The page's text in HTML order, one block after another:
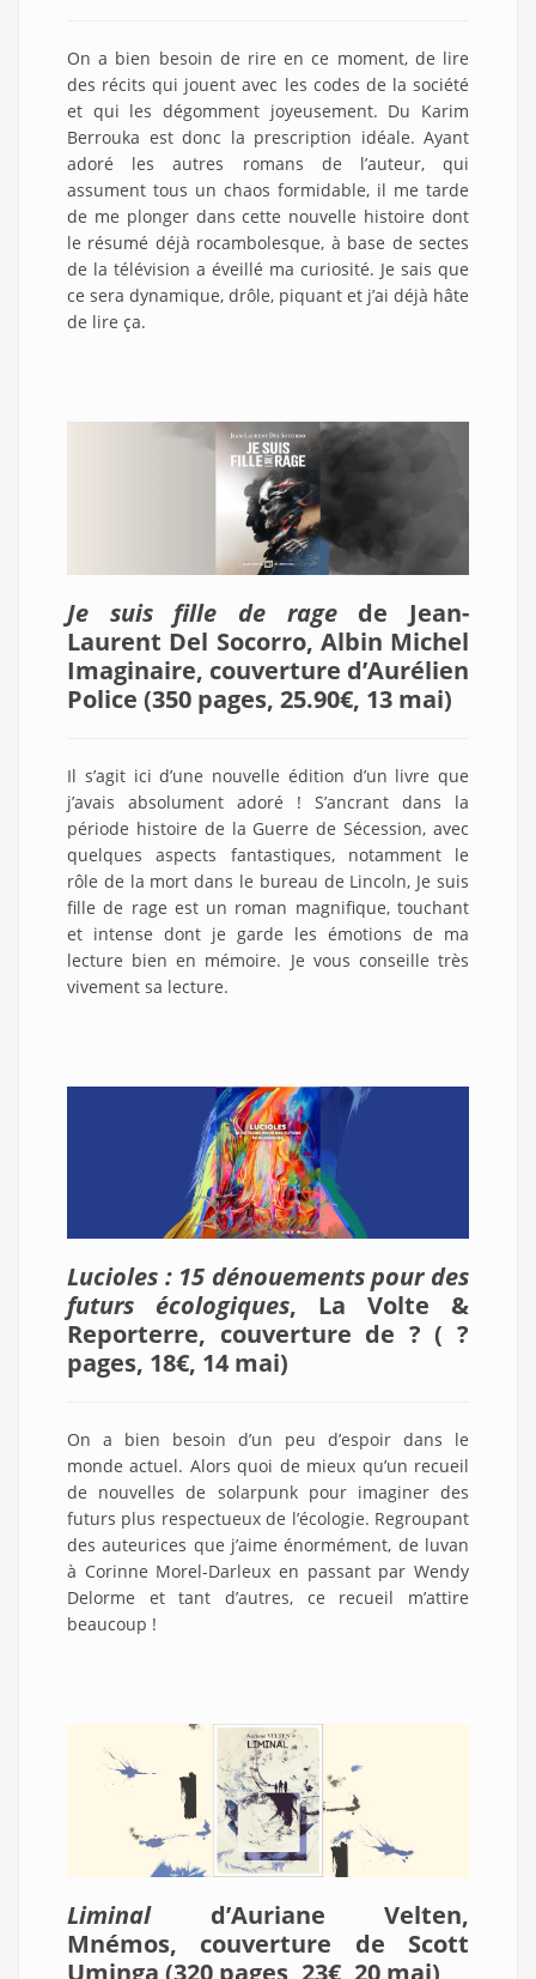
On a bien besoin de rire en ce moment, de lire
des récits qui jouent avec les codes de la société
et qui les dégomment joyeusement. Du Karim
Berrouka est donc la prescription idéale. Ayant
adoré les autres romans de l’auteur, qui
assument tous un chaos formidable, il me tarde
de me plonger dans cette nouvelle histoire dont
le résumé déjà rocambolesque, à base de sectes
de la télévision a éveillé ma curiosité. Je sais que
ce sera dynamique, drôle, piquant et j’ai déjà hâte
de lire ça.
Je suis fille de ragede Jean-
Laurent Del Socorro, Albin Michel
Imaginaire, couverture d’Aurélien
Police (350 pages, 25.90€, 13 mai)
Il s’agit ici d’une nouvelle édition d’un livre que
j’avais absolument adoré ! S’ancrant dans la
période histoire de la Guerre de Sécession, avec
quelques aspects fantastiques, notamment le
rôle de la mort dans le bureau de Lincoln, Je suis
fille de rage est un roman magnifique, touchant
et intense dont je garde les émotions de ma
lecture bien en mémoire. Je vous conseille très
vivement sa lecture.
Lucioles : 15 dénouements pour des
futurs écologiques, La Volte &
Reporterre, couverture de ? ( ?
pages, 18€, 14 mai)
On a bien besoin d’un peu d’espoir dans le
monde actuel. Alors quoi de mieux qu’un recueil
de nouvelles de solarpunk pour imaginer des
futurs plus respectueux de l’écologie. Regroupant
des auteurices que j’aime énormément, de luvan
à Corinne Morel-Darleux en passant par Wendy
Delorme et tant d’autres, ce recueil m’attire
beaucoup !
Liminald’Auriane Velten,
Mnémos, couverture de Scott
Uminga (320 pages, 23€, 20 mai)